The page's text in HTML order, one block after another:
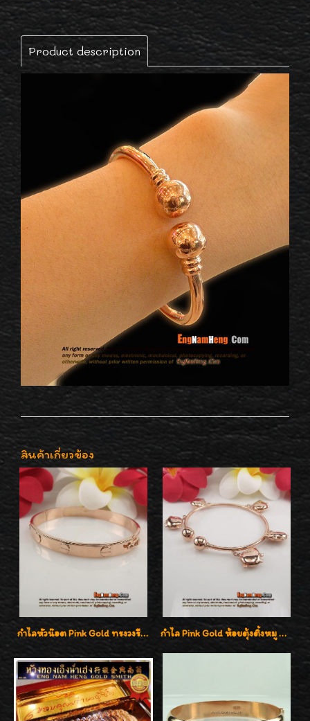
Product description
สินค้าเกี่ยวข้อง
กำไลหัวน๊อต Pink Gold ทรงวงรีสวยค่ะ กำไล Pink Gold ห้อยตุ้งติ้งหมู น่ารักมากๆๆค่ะ